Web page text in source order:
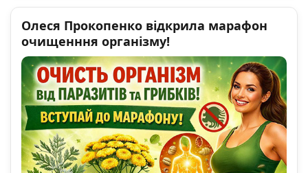
Олеся Прокопенко відкрила марафон
очищенння організму!